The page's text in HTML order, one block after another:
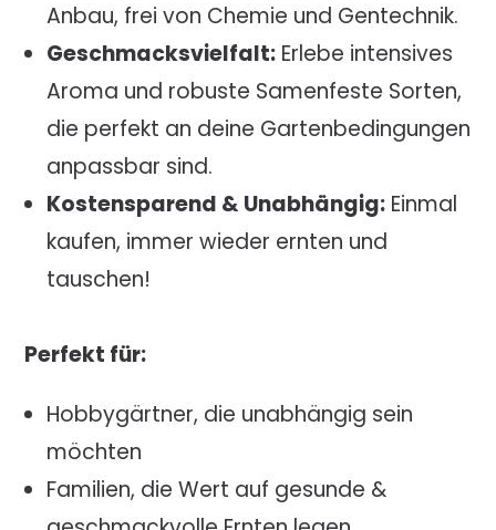
Anbau, frei von Chemie und Gentechnik.
Geschmacksvielfalt: Erlebe intensives
Aroma und robuste Samenfeste Sorten,
die perfekt an deine Gartenbedingungen
anpassbar sind.
Kostensparend & Unabhängig: Einmal
kaufen, immer wieder ernten und
tauschen!
Perfekt für:
Hobbygärtner, die unabhängig sein
möchten
Familien, die Wert auf gesunde &